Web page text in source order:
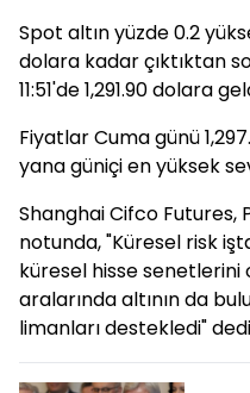
Spot altın yüzde 0.2
dolara kadar çıktıktan
11:51'de 1,291.90 dolara
Fiyatlar Cuma günü
yana güniçi en yüksek
Shanghai Cifco Futures,
notunda, "Küresel risk
küresel hisse senetlerini
aralarında altının da
limanları destekledi"